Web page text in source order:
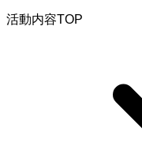
活動内容TOP